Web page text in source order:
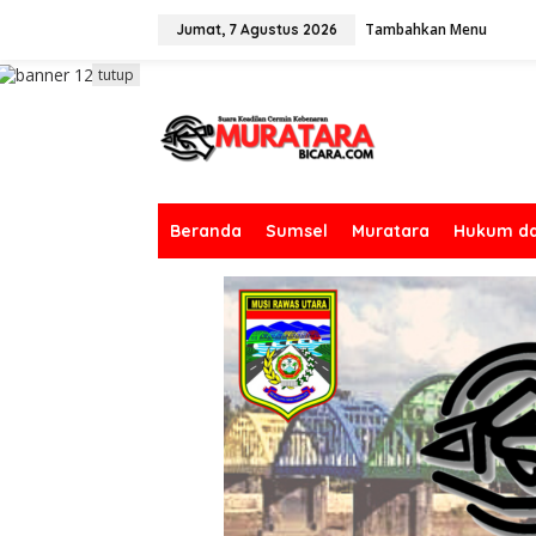
a
Jumat, 7 Agustus 2026 Tambahkan Menu
Beranda Sumsel Muratara Hukum
tutup